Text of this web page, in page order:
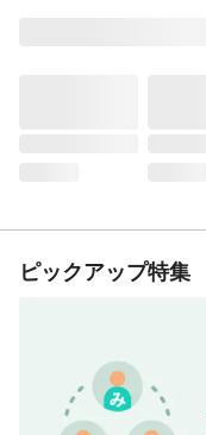
ピックアップ特集